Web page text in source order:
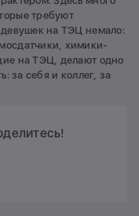
требуют
на ТЭЦ немало:
химики-
на ТЭЦ, делают одно
за себя и коллег, за